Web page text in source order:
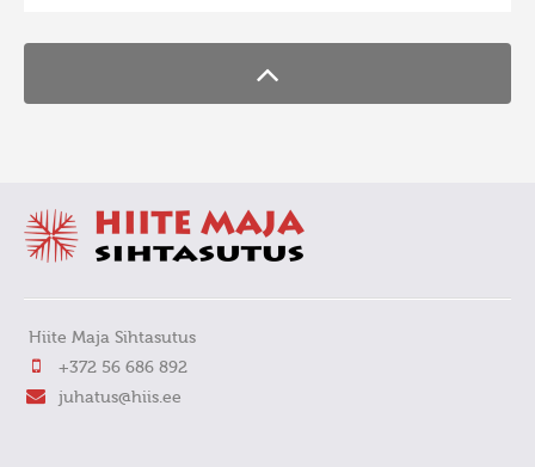
Hiite Maja Sihtasutus
+372 56 686 892
juhatus@hiis.ee